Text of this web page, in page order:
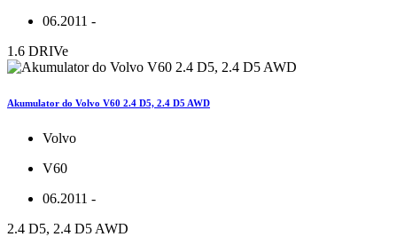
06.2011 -
1.6 DRIVe
Akumulator do Volvo V60 2.4 D5, 2.4 D5 AWD
Volvo
V60
06.2011 -
2.4 D5, 2.4 D5 AWD